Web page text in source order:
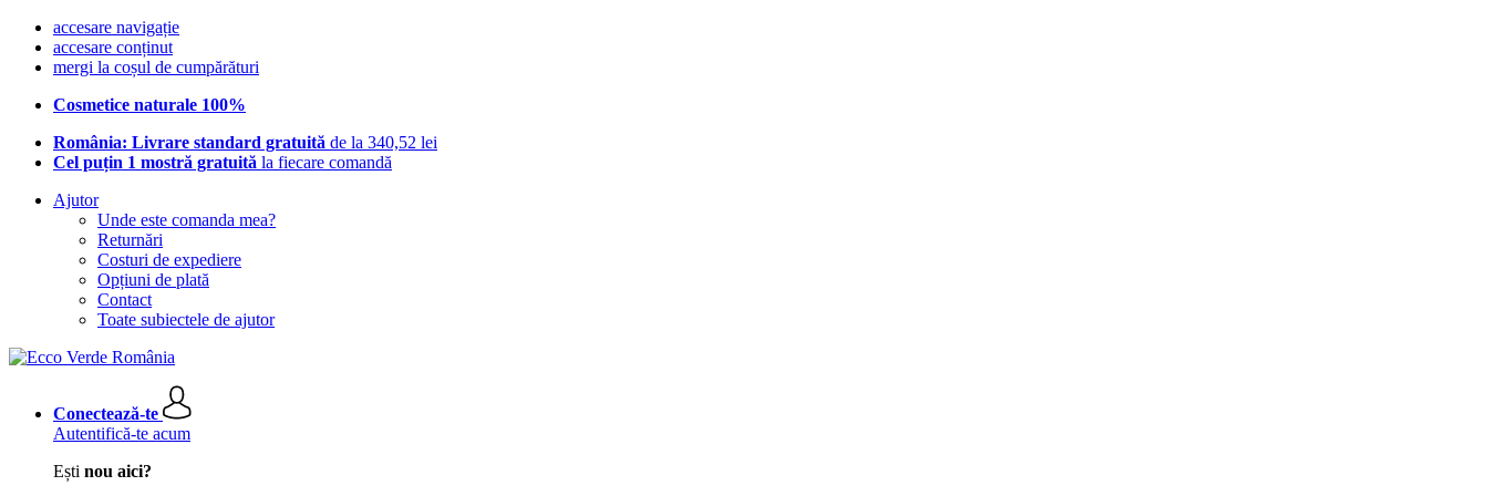
accesare navigație
accesare conținut
mergi la coșul de cumpărături
Cosmetice naturale 100%
România: Livrare standard gratuită de la 340,52 lei
Cel puțin 1 mostră gratuită la fiecare comandă
Ajutor
Unde este comanda mea?
Returnări
Costuri de expediere
Opțiuni de plată
Contact
Toate subiectele de ajutor
Conectează-te
Autentifică-te acum
Ești nou aici?